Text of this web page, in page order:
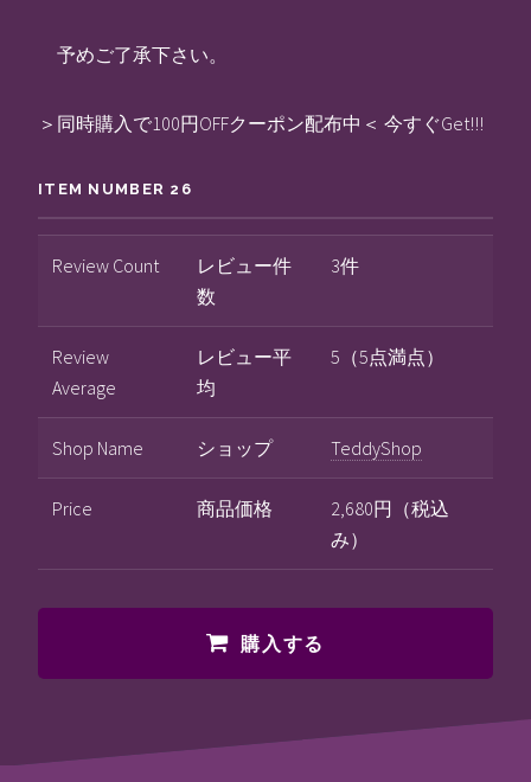
予めご了承下さい。
＞同時購入で100円OFFクーポン配布中＜ 今すぐGet!!!
ITEM NUMBER 26
Review Count
レビュー件
数
3件
Review
Average
レビュー平
均
5（5点満点）
Shop Name ショップ TeddyShop
Price 商品価格
2,680円（税込
み）
購入する